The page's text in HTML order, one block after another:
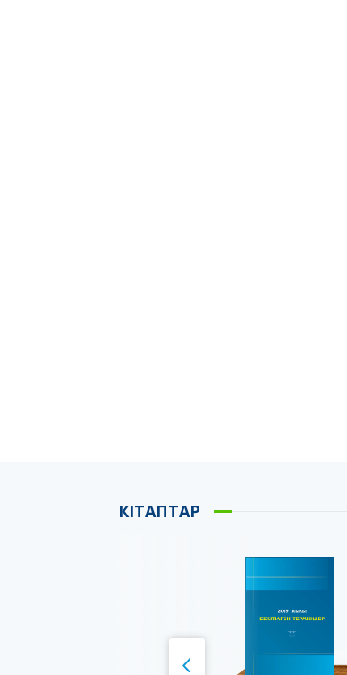
КІТАПТАР